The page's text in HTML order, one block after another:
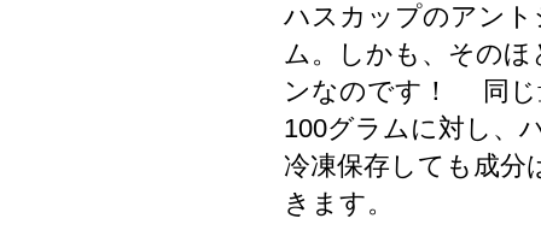
ハスカップのアン
ム。しかも、その
ンなのです！ 同じ
100グラムに対し、
冷凍保存しても成
きます。